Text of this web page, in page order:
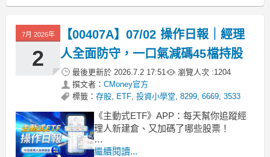
0.16%，近一週維持 1.8% 的正報酬。這
從成立一路抱到現在，總報酬率已經來
7月 2026年
2
【00407A】07/02 操作日報｜經理
人全面防守，一口氣減碼45檔持股
最後更新於 2026.7.2 17:51 瀏覽人次 :1204
撰文者： CMoney官方
標籤： 存股, ETF, 投資小學堂, 8299, 6669, 3533
《主動式ETF》APP：每天幫你追蹤經
理人新建倉、又加碼了哪些股票！
■ 站穩發行價維持百億規模
繼續閱讀...